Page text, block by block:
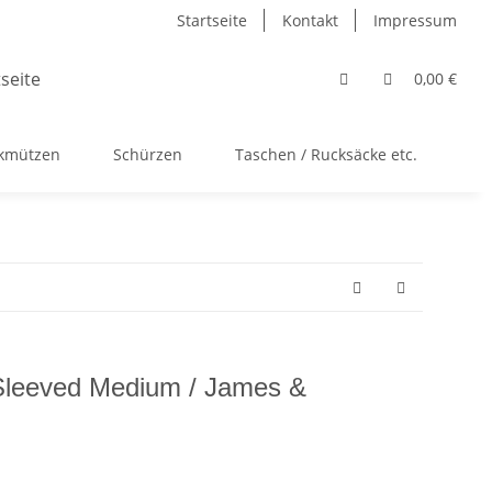
Startseite Kontakt Impressum
0,00 €
Schürzen Taschen / Rucksäcke etc.
Medium / James &